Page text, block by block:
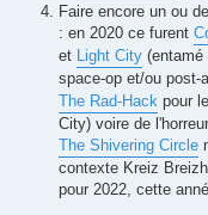
Faire encore un ou
: en 2020 ce furent
et
Light City (entamé
space-op et/ou post-
The Rad-Hack pour
City) voire de
The Shivering Circle
contexte Kreiz
pour 2022, cette